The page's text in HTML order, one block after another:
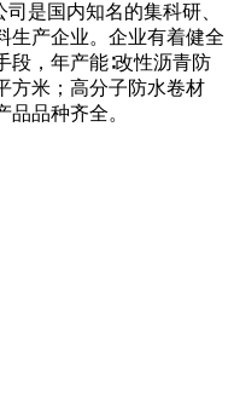
是国内知名的集科研、
生产企业。企业有着健全
段，年产能∶改性沥青防
方米；高分子防水卷材
品品种齐全。